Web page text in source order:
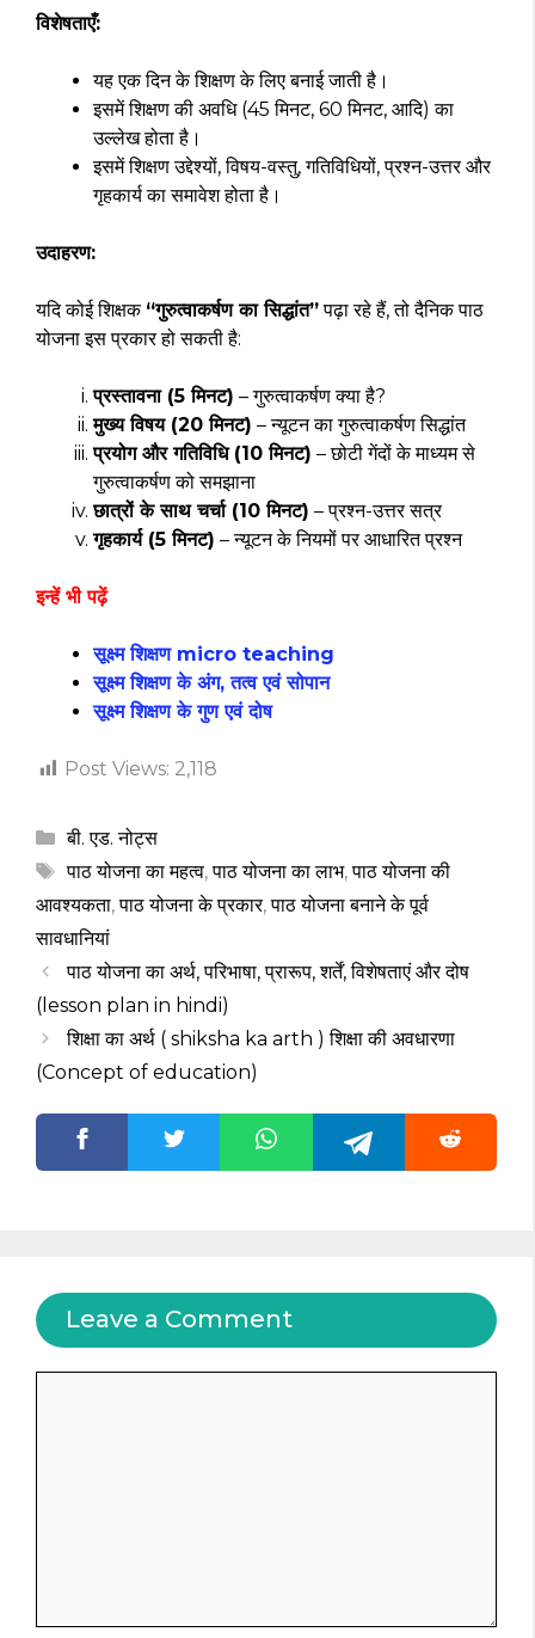
विशेषताएँ:
यह एक दिन के शिक्षण के लिए बनाई जाती है।
इसमें शिक्षण की अवधि (45 मिनट, 60 मिनट, आदि) का
उल्लेख होता है।
इसमें शिक्षण उद्देश्यों, विषय-वस्तु, गतिविधियों, प्रश्न-उत्तर और
गृहकार्य का समावेश होता है।
उदाहरण:
यदि कोई शिक्षक “गुरुत्वाकर्षण का सिद्धांत”पढ़ा रहे हैं, तो दैनिक पाठ
योजना इस प्रकार हो सकती है:
प्रस्तावना (5 मिनट) – गुरुत्वाकर्षण क्या है?
मुख्य विषय (20 मिनट) – न्यूटन का गुरुत्वाकर्षण सिद्धांत
प्रयोग और गतिविधि (10 मिनट) – छोटी गेंदों के माध्यम से
गुरुत्वाकर्षण को समझाना
छात्रों के साथ चर्चा (10 मिनट) – प्रश्न-उत्तर सत्र
गृहकार्य (5 मिनट) – न्यूटन के नियमों पर आधारित प्रश्न
इन्हें भी पढ़ें
सूक्ष्म शिक्षण micro teaching
सूक्ष्म शिक्षण के अंग, तत्व एवंसोपान
सूक्ष्म शिक्षण के गुण एवं दोष
Post Views: 2,118
Categories
बी. एड. नोट्स
Tags
पाठ योजना का महत्व,पाठ योजना का लाभ,पाठ योजना की
आवश्यकता,पाठ योजना के प्रकार,पाठ योजना बनाने के पूर्व
सावधानियां
पाठ योजना का अर्थ, परिभाषा, प्रारूप, शर्तें, विशेषताएं और दोष
(lesson plan in hindi)
शिक्षा का अर्थ ( shiksha ka arth ) शिक्षा की अवधारणा
(Concept of education)
Leave a Comment